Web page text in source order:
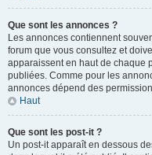
Que sont les annonces ?
Les annonces contiennent
forum que vous consultez et
apparaissent en haut de chaque
publiées. Comme pour les
annonces dépend des
Haut
Que sont les post-it ?
Un post-it apparaît en dessous